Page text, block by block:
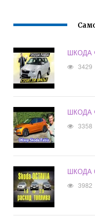
ШКОДА
3429
ШКОДА
3358
ШКОДА
3982